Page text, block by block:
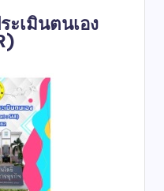
ะเมินตนเอง